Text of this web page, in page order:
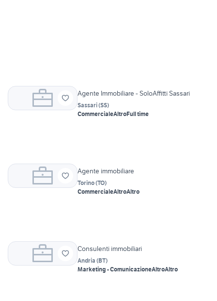
Agente Immobiliare - SoloAffitti Sassari
Sassari(SS)
CommercialeAltroFull time
Agente immobiliare
Torino(TO)
CommercialeAltroAltro
Consulenti immobiliari
Andria (BT)
Marketing - ComunicazioneAltroAltro